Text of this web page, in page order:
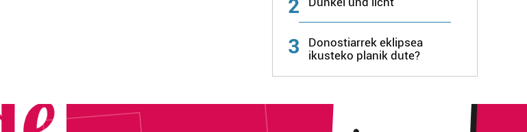
2
3
Donostiarrek eklipsea
ikusteko planik dute?